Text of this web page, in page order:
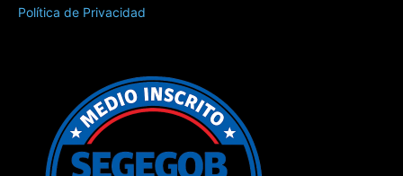
Política de Privacidad